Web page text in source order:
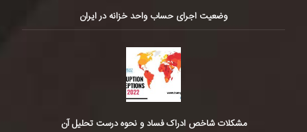
وضعیت اجرای حساب واحد خزانه در ایران
مشکلات شاخص ادراک فساد و نحوه درست تحلیل آن